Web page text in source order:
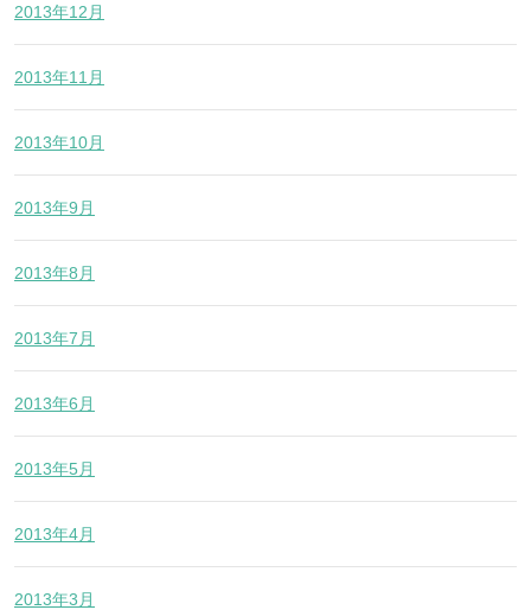
2013年12月
2013年11月
2013年10月
2013年9月
2013年8月
2013年7月
2013年6月
2013年5月
2013年4月
2013年3月